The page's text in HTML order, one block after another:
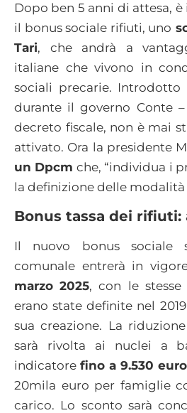
Dopo ben 5 anni di attesa,
il bonus sociale rifiuti, uno
Tari, che andrà a
italiane che vivono in
sociali precarie.
durante il governo Conte
decreto fiscale, non è mai
attivato. Ora la presidente
un Dpcm che, “individua i
la definizione delle modalità
Bonus tassa dei rifiuti:
Il nuovo bonus sociale
comunale entrerà in
marzo 2025, con le stesse
erano state definite nel
sua creazione. La
sarà rivolta ai nuclei a
indicatore fino a 9.530 euro
20mila euro per famiglie
carico. Lo sconto sarà